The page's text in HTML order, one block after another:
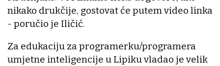
nikako drukčije, gostovat će putem video linka
- poručio je Iličić.
Za edukaciju za programerku/programera
umjetne inteligencije u Lipiku vladao je velik